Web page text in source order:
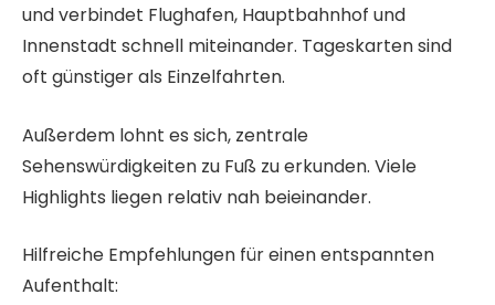
und verbindet Flughafen, Hauptbahnhof und
Innenstadt schnell miteinander. Tageskarten sind
oft günstiger als Einzelfahrten.
Außerdem lohnt es sich, zentrale
Sehenswürdigkeiten zu Fuß zu erkunden. Viele
Highlights liegen relativ nah beieinander.
Hilfreiche Empfehlungen für einen entspannten
Aufenthalt: